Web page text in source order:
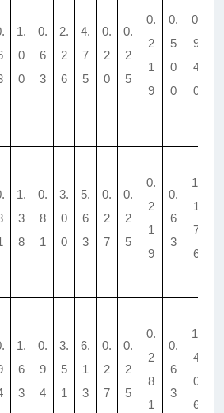
1.
0
0
0.
6
3
2.
2
6
4.
7
5
0.
2
0
0.
2
5
0.
2
1
9
0.
5
0
0
0.
9
4
0
1.
3
8
0.
8
1
3.
0
0
5.
6
3
0.
2
7
0.
2
5
0.
2
1
9
0.
6
3
1.
1
7
6
1.
6
3
0.
9
4
3.
5
1
6.
1
3
0.
2
7
0.
2
5
0.
2
8
1
0.
6
3
1.
4
0
6